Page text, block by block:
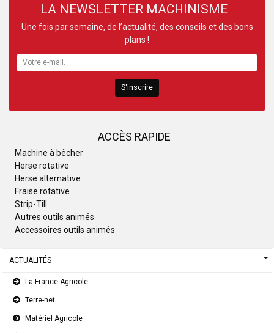
ACCÈS RAPIDE
Machine à bêcher
Herse rotative
Herse alternative
Fraise rotative
Strip-Till
Autres outils animés
Accessoires outils animés
LA NEWSLETTER MACHINISME
Une fois par semaine, de l’actualité, des conseils et des bons
plans !
S'inscrire
ACTUALITÉS
La France Agricole
Terre-net
Matériel Agricole